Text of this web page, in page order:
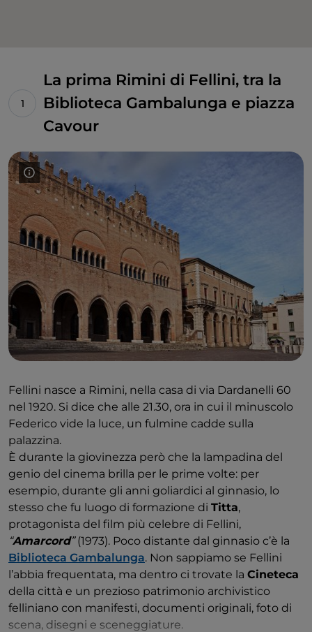
La prima Rimini di Fellini, tra la
Biblioteca Gambalunga e piazza
Cavour
Fellini nasce a Rimini, nella casa di via Dardanelli 60
nel 1920. Si dice che alle 21.30, ora in cui il minuscolo
Federico vide la luce, un fulmine cadde sulla
palazzina.
È durante la giovinezza però che la lampadina del
genio del cinema brilla per le prime volte: per
esempio, durante gli anni goliardici al ginnasio, lo
stesso che fu luogo di formazione di Titta,
protagonista del film più celebre di Fellini,
“Amarcord”(1973). Poco distante dal ginnasio c’è la
Biblioteca Gambalunga. Non sappiamo se Fellini
l’abbia frequentata, ma dentro ci trovate la Cineteca
della città e un prezioso patrimonio archivistico
felliniano con manifesti, documenti originali, foto di
scena, disegni e sceneggiature.